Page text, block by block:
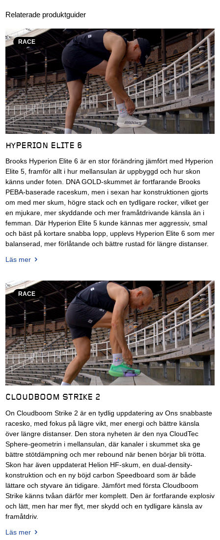
Relaterade produktguider
RACE
HYPERION ELITE 6
Brooks Hyperion Elite 6 är en stor förändring jämfört med Hyperion
Elite 5, framför allt i hur mellansulan är uppbyggd och hur skon
känns under foten. DNA GOLD-skummet är fortfarande Brooks
PEBA-baserade raceskum, men i sexan har konstruktionen gjorts
om med mer skum, högre stack och en tydligare rocker, vilket ger
en mjukare, mer skyddande och mer framåtdrivande känsla än i
femman. Där Hyperion Elite 5 kunde kännas mer aggressiv, smal
och bäst på kortare snabba lopp, upplevs Hyperion Elite 6 som mer
balanserad, mer förlåtande och bättre rustad för längre distanser.
Läs mer
RACE
CLOUDBOOM STRIKE 2
On Cloudboom Strike 2 är en tydlig uppdatering av Ons snabbaste
racesko, med fokus på lägre vikt, mer energi och bättre känsla
över längre distanser. Den stora nyheten är den nya CloudTec
Sphere-geometrin i mellansulan, där kanaler i skummet ska ge
bättre stötdämpning och mer rebound när benen börjar bli trötta.
Skon har även uppdaterat Helion HF-skum, en dual-density-
konstruktion och en ny böjd carbon Speedboard som är både
lättare och styvare än tidigare. Jämfört med första Cloudboom
Strike känns tvåan därför mer komplett. Den är fortfarande explosiv
och lätt, men har mer flyt, mer skydd och en tydligare känsla av
framåtdriv.
Läs mer